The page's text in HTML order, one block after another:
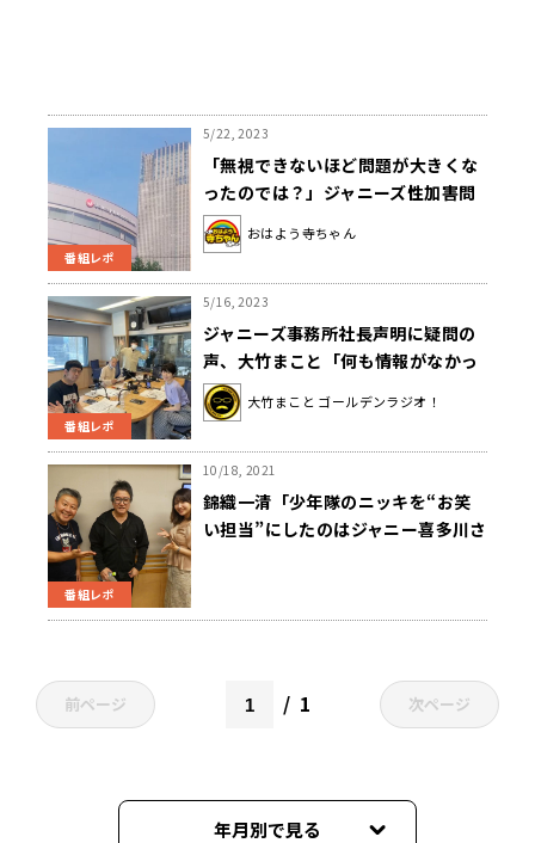
番組レポ
5/22, 2023
「無視できないほど問題が大きくな
ったのでは？」ジャニーズ性加害問
題で東山紀之さんが謝罪
おはよう寺ちゃん
番組レポ
5/16, 2023
ジャニーズ事務所社長声明に疑問の
声、大竹まこと「何も情報がなかっ
たわけじゃないだろう」
大竹まこと ゴールデンラジオ！
番組レポ
10/18, 2021
錦織一清「少年隊のニッキを“お笑
い担当”にしたのはジャニー喜多川さ
前ページ 1 次ページ
年月別で見る